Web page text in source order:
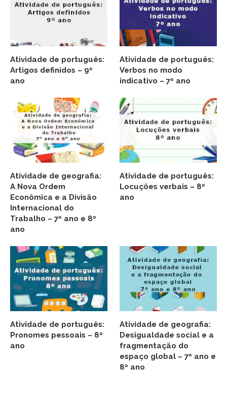
Atividade de português:
Artigos definidos – 9º
ano
Atividade de português:
Verbos no modo
indicativo – 7º ano
Atividade de geografia:
A Nova Ordem
Econômica e a Divisão
Internacional do
Trabalho – 7º ano e 8º
ano
Atividade de português:
Locuções verbais – 8º
ano
Atividade de português:
Pronomes pessoais – 8º
ano
Atividade de geografia:
Desigualdade social e a
fragmentação do
espaço global – 7º ano e
8º ano